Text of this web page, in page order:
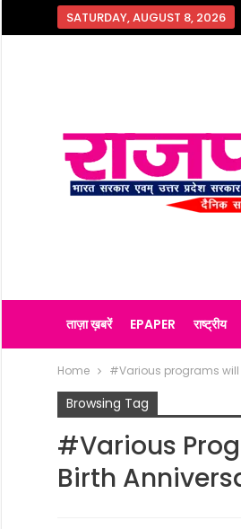
SATURDAY, AUGUST 8, 2026
ताज़ा ख़बरें EPAPER राष्ट्रीय
Home #Various programs will
Browsing Tag
#Various
Birth